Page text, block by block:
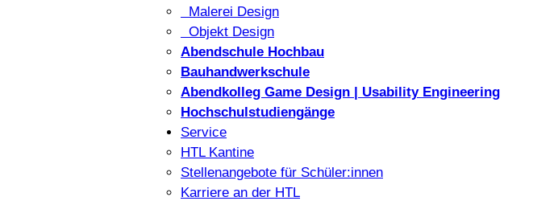
Malerei Design
Objekt Design
Abendschule Hochbau
Bauhandwerkschule
Abendkolleg Game Design | Usability Engineering
Hochschulstudiengänge
Service
HTL Kantine
Stellenangebote für Schüler:innen
Karriere an der HTL